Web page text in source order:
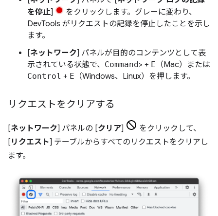
を停止]
をクリックします。グレーに変わり、
DevTools がリクエストの記録を停止したことを示し
ます。
[ネットワーク] パネルが目的のコンテンツとして表
示されている状態で、 Command > + E （Mac）または
Control + E （Windows、Linux）を押します。
リクエストをクリアする
[ネットワーク] パネルの [クリア]
をクリックして、
[ リクエスト] テーブルからすべてのリクエストをクリアし
ます。